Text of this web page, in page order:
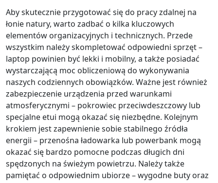
Aby skutecznie przygotować się do pracy zdalnej na
łonie natury, warto zadbać o kilka kluczowych
elementów organizacyjnych i technicznych. Przede
wszystkim należy skompletować odpowiedni sprzęt –
laptop powinien być lekki i mobilny, a także posiadać
wystarczającą moc obliczeniową do wykonywania
naszych codziennych obowiązków. Ważne jest również
zabezpieczenie urządzenia przed warunkami
atmosferycznymi – pokrowiec przeciwdeszczowy lub
specjalne etui mogą okazać się niezbędne. Kolejnym
krokiem jest zapewnienie sobie stabilnego źródła
energii – przenośna ładowarka lub powerbank mogą
okazać się bardzo pomocne podczas długich dni
spędzonych na świeżym powietrzu. Należy także
pamiętać o odpowiednim ubiorze – wygodne buty oraz